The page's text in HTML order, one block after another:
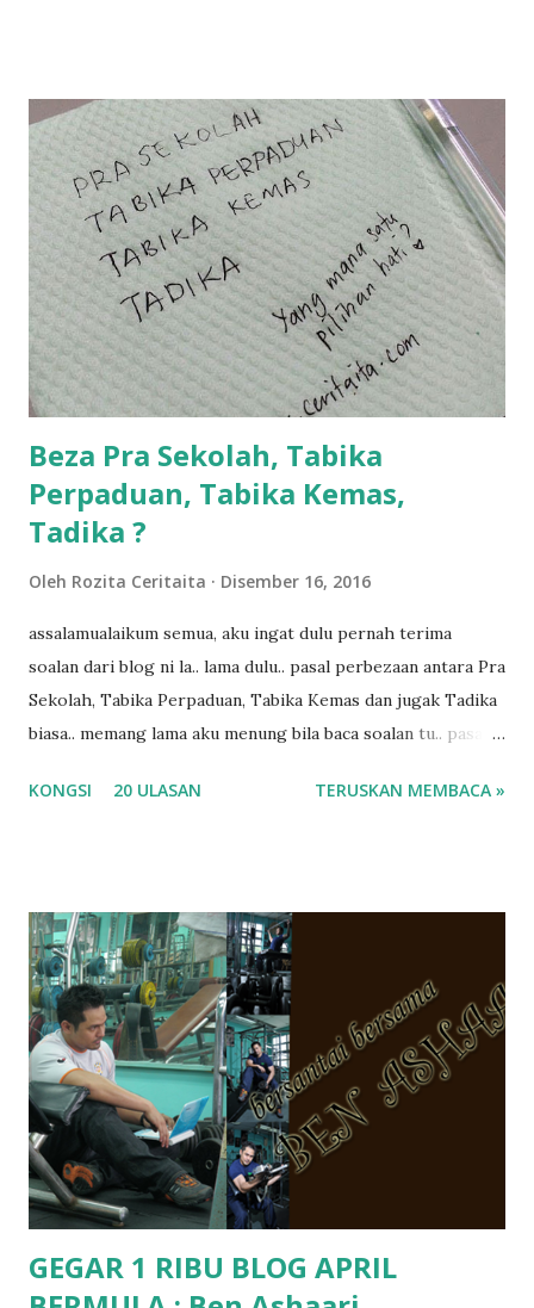
balik keja aku ajak la shah singgah Giant beli barang
sikit...dalam perjalanan dari dalam kereta tu biasalah kan
kami memang akan pimpin anak-anak jalan sampai masuk
dalam... dan kebiasanya bagi anak 4 macam kami ni bahagi-
bahagi lah siapa nak pimpin siapa... dan biasanya aku akan
dukung adik hadi sambil pimpin kakak husna... yang abg
ngah dengan abg long terserah pada shah la pulak.. tapi
kalau ikut anak-anak semua nak ummi pimpin... ajer rebeh
ba...
Beza Pra Sekolah, Tabika
Perpaduan, Tabika Kemas,
Tadika ?
Oleh Rozita Ceritaita Disember 16, 2016
assalamualaikum semua, aku ingat dulu pernah terima
soalan dari blog ni la.. lama dulu.. pasal perbezaan antara Pra
Sekolah, Tabika Perpaduan, Tabika Kemas dan jugak Tadika
biasa.. memang lama aku menung bila baca soalan tu.. pasal
ko.. masa tu aku baru je ada anak sorang dan aku hentam je
tanya sapa-sapa pun masa tu.. bila fikir-fikirkan balik terasa
jugak masa alahai teruknya kami sebagai ibubapa.. dan kami
terasa jugak semakin teruk bila abg long dah masuk 2 tahun
kat salah satu tadika swasta ni.. tapi nampaknya kenal huruf
pun tak tau.. pengsan aku bila ingat balik.. aku mula fikir
mungkin sebab abg long sendiri jenis budak yang ada
masalah dyslexia.. tapi minor la.. nanti la aku cerita pasal
dyslexia tu.. lepas tu kami buat keputusan pu...
KONGSI 20 ULASAN TERUSKAN MEMBACA »
GEGAR 1 RIBU BLOG APRIL